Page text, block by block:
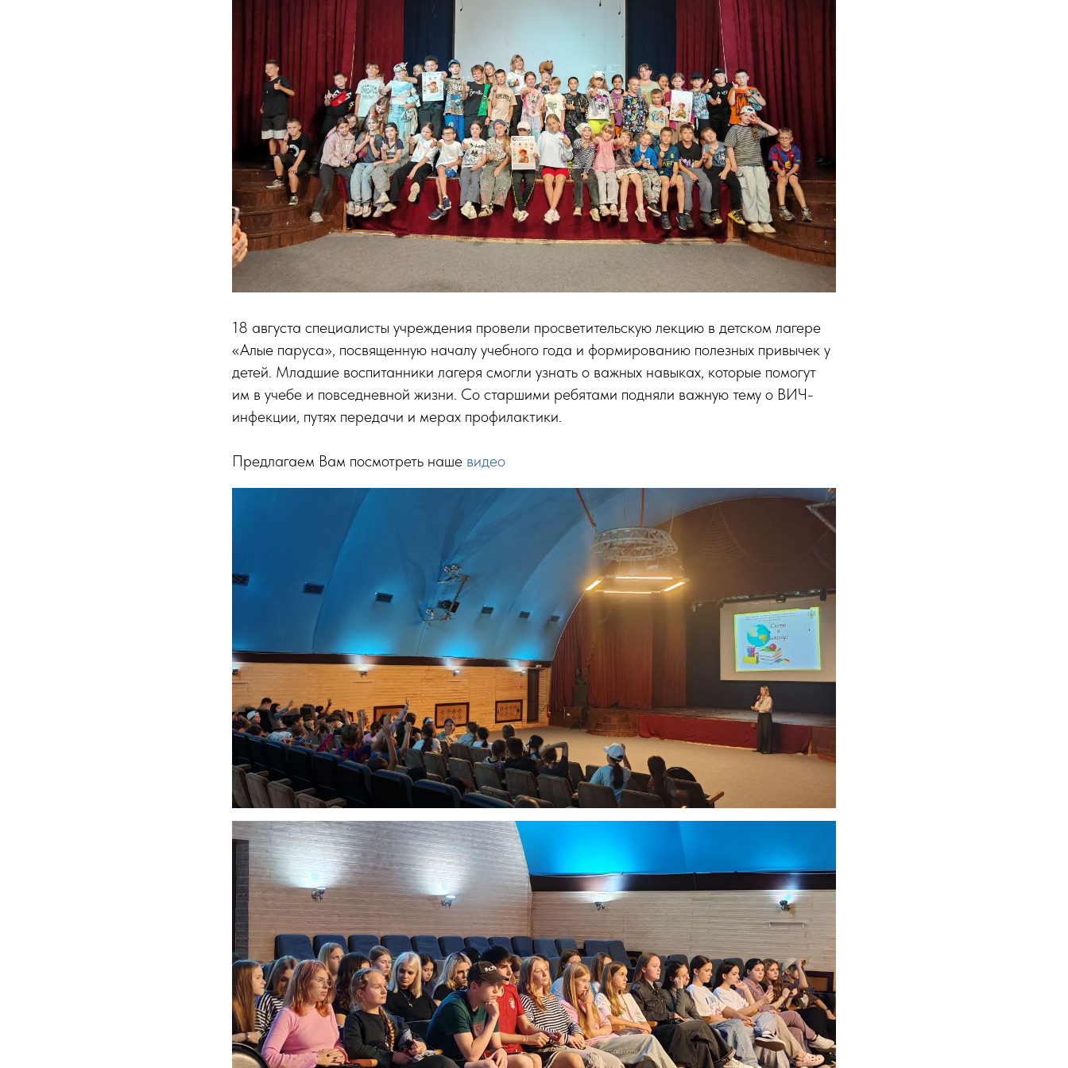
18 августа специалисты учреждения провели просветительскую лекцию в детском лагере
«Алые паруса», посвященную началу учебного года и формированию полезных привычек у
детей. Младшие воспитанники лагеря смогли узнать о важных навыках, которые помогут
им в учебе и повседневной жизни. Со старшими ребятами подняли важную тему о ВИЧ-
инфекции, путях передачи и мерах профилактики.
Предлагаем Вам посмотреть наше видео